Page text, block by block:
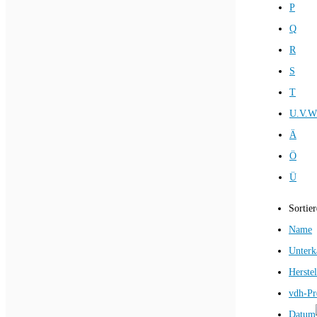
P
Q
R
S
T
Ä
Ö
Ü
Name
vdh-
Datum